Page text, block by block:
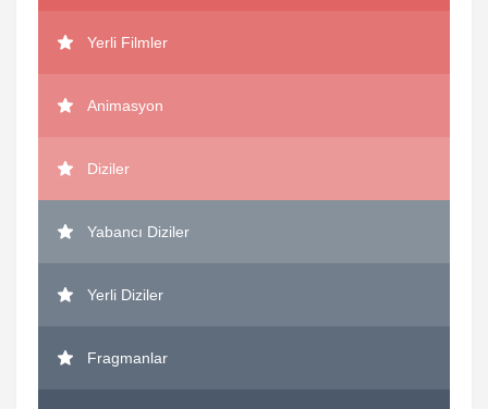
Yerli Filmler
Animasyon
Diziler
Yabancı Diziler
Yerli Diziler
Fragmanlar